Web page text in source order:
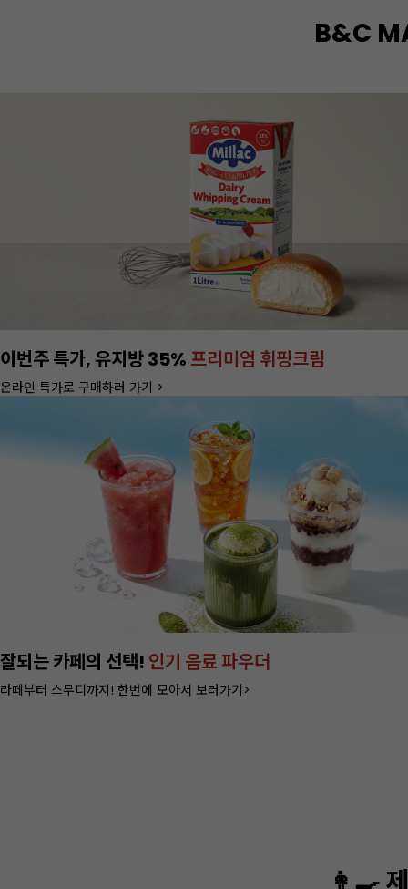
B&C
이번주 특가, 유지방 35% 프리미엄 휘핑크림
온라인 특가로 구매하러 가기 >
잘되는 카페의 선택! 인기 음료 파우더
라떼부터 스무디까지! 한번에 모아서 보러가기>